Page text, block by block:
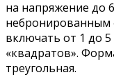
на напряжение до
включать от 1 до
«квадратов».
треугольная.